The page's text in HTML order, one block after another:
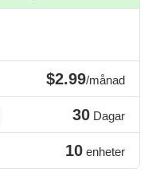
$2.99/månad
30 Dagar
10 enheter